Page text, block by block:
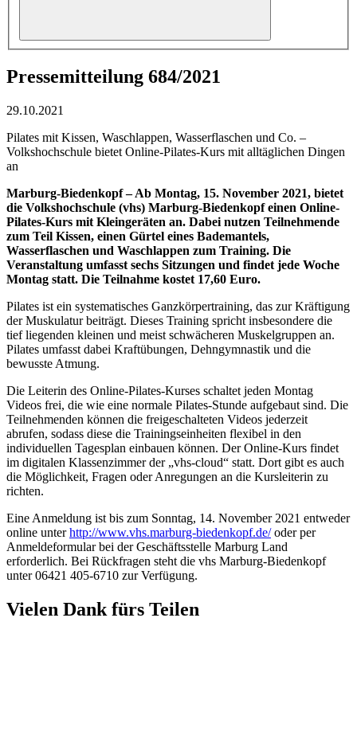
Pressemitteilung 684/2021
29.10.2021
Pilates mit Kissen, Waschlappen, Wasserflaschen und Co. –
Volkshochschule bietet Online-Pilates-Kurs mit alltäglichen Dingen
an
Marburg-Biedenkopf – Ab Montag, 15. November 2021, bietet
die Volkshochschule (vhs) Marburg-Biedenkopf einen Online-
Pilates-Kurs mit Kleingeräten an. Dabei nutzen Teilnehmende
zum Teil Kissen, einen Gürtel eines Bademantels,
Wasserflaschen und Waschlappen zum Training. Die
Veranstaltung umfasst sechs Sitzungen und findet jede Woche
Montag statt. Die Teilnahme kostet 17,60 Euro.
Pilates ist ein systematisches Ganzkörpertraining, das zur Kräftigung
der Muskulatur beiträgt. Dieses Training spricht insbesondere die
tief liegenden kleinen und meist schwächeren Muskelgruppen an.
Pilates umfasst dabei Kraftübungen, Dehngymnastik und die
bewusste Atmung.
Die Leiterin des Online-Pilates-Kurses schaltet jeden Montag
Videos frei, die wie eine normale Pilates-Stunde aufgebaut sind. Die
Teilnehmenden können die freigeschalteten Videos jederzeit
abrufen, sodass diese die Trainingseinheiten flexibel in den
individuellen Tagesplan einbauen können. Der Online-Kurs findet
im digitalen Klassenzimmer der „vhs-cloud“ statt. Dort gibt es auch
die Möglichkeit, Fragen oder Anregungen an die Kursleiterin zu
richten.
Eine Anmeldung ist bis zum Sonntag, 14. November 2021 entweder
online unterhttp://www.vhs.marburg-biedenkopf.de/oder per
Anmeldeformular bei der Geschäftsstelle Marburg Land
erforderlich. Bei Rückfragen steht die vhs Marburg-Biedenkopf
unter 06421 405-6710 zur Verfügung.
Vielen Dank fürs Teilen